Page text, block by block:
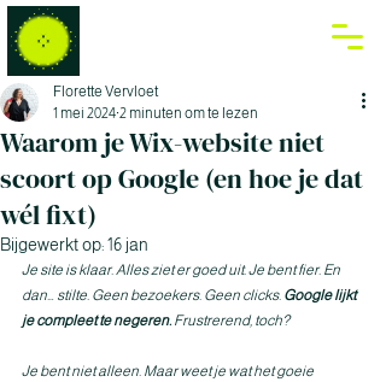
Waarom je Wix-website niet
scoort op Google (en hoe je dat
wél fixt)
Florette Vervloet
1 mei 2024 2 minuten om te lezen
Bijgewerkt op:16 jan
Je site is klaar. Alles ziet er goed uit. Je bent fier. En
dan… stilte. Geen bezoekers. Geen clicks. Google lijkt
je compleet te negeren. Frustrerend, toch?
Je bent niet alleen. Maar weet je wat het goeie